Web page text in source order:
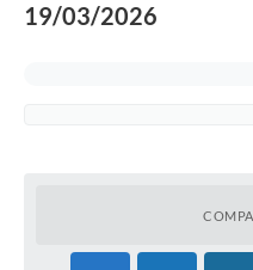
19/03/2026